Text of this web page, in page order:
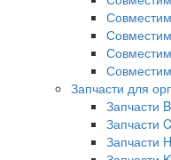
Запчасти для
Запчасти
Запчасти
Запчасти